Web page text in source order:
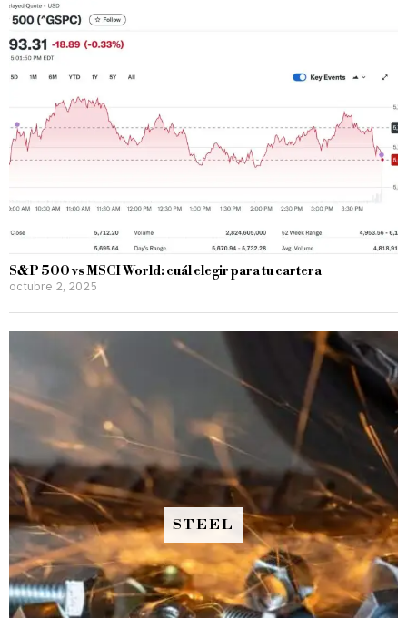
S&P 500 vs MSCI World: cuál elegir para tu cartera
octubre 2, 2025
STEEL